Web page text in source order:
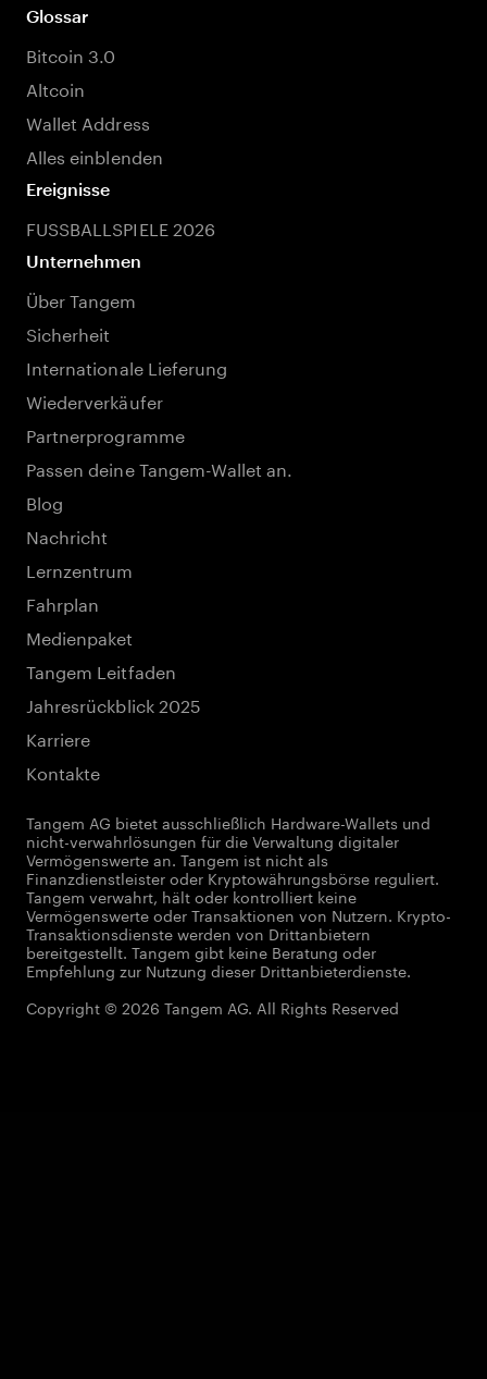
Glossar
Bitcoin 3.0
Altcoin
Wallet Address
Alles einblenden
Ereignisse
FUSSBALLSPIELE 2026
Unternehmen
Über Tangem
Sicherheit
Internationale Lieferung
Wiederverkäufer
Partnerprogramme
Passen deine Tangem-Wallet an.
Blog
Nachricht
Lernzentrum
Fahrplan
Medienpaket
Tangem Leitfaden
Jahresrückblick 2025
Karriere
Kontakte
Tangem AG bietet ausschließlich Hardware-Wallets und
nicht-verwahrlösungen für die Verwaltung digitaler
Vermögenswerte an. Tangem ist nicht als
Finanzdienstleister oder Kryptowährungsbörse reguliert.
Tangem verwahrt, hält oder kontrolliert keine
Vermögenswerte oder Transaktionen von Nutzern. Krypto-
Transaktionsdienste werden von Drittanbietern
bereitgestellt. Tangem gibt keine Beratung oder
Empfehlung zur Nutzung dieser Drittanbieterdienste.